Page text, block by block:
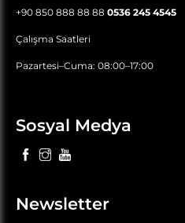
+90 850 888 88 88 0536 245 4545
Çalışma Saatleri
Pazartesi–Cuma: 08:00–17:00
Sosyal Medya
Newsletter